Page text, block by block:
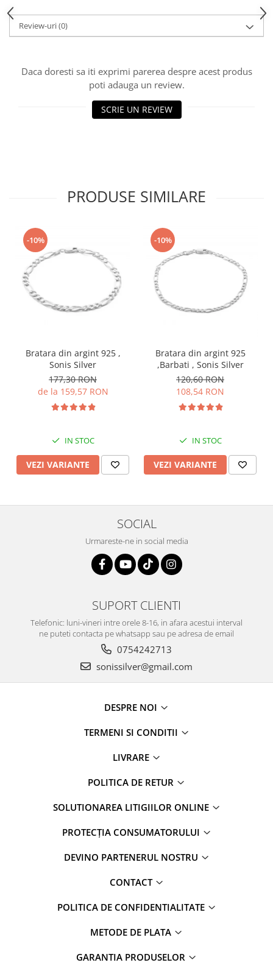
Review-uri(0)
Daca doresti sa iti exprimi parerea despre acest produs
poti adauga un review.
SCRIE UN REVIEW
PRODUSE SIMILARE
-10%
Bratara din argint 925 ,
Sonis Silver
177,30 RON
de la 159,57 RON
IN STOC
VEZI VARIANTE
-10%
Bratara din argint 925
,Barbati , Sonis Silver
120,60 RON
108,54 RON
IN STOC
VEZI VARIANTE
SOCIAL
Urmareste-ne in social media
SUPORT CLIENTI
Telefonic: luni-vineri intre orele 8-16, in afara acestui interval
ne puteti contacta pe whatsapp sau pe adresa de email
0754242713
sonissilver@gmail.com
DESPRE NOI
TERMENI SI CONDITII
LIVRARE
POLITICA DE RETUR
SOLUTIONAREA LITIGIILOR ONLINE
PROTECȚIA CONSUMATORULUI
DEVINO PARTENERUL NOSTRU
CONTACT
POLITICA DE CONFIDENTIALITATE
METODE DE PLATA
GARANTIA PRODUSELOR